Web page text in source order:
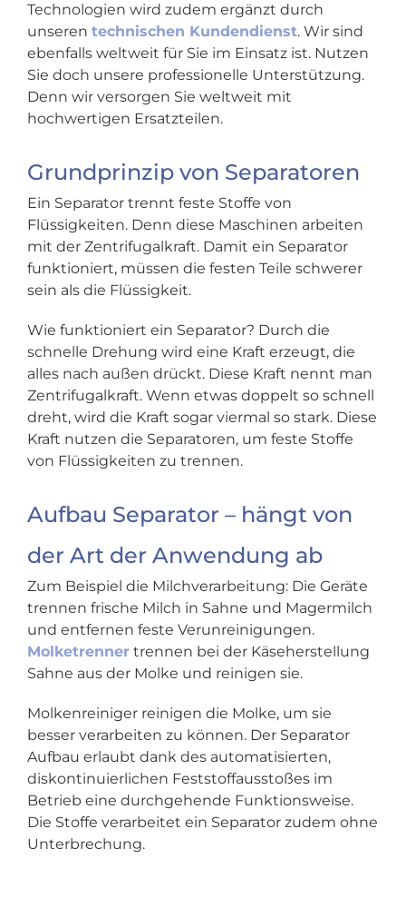
Technologien wird zudem ergänzt durch
unseren technischen Kundendienst. Wir sind
ebenfalls weltweit für Sie im Einsatz ist. Nutzen
Sie doch unsere professionelle Unterstützung.
Denn wir versorgen Sie weltweit mit
hochwertigen Ersatzteilen.
Grundprinzip von Separatoren
Ein Separator trennt feste Stoffe von
Flüssigkeiten. Denn diese Maschinen arbeiten
mit der Zentrifugalkraft. Damit ein Separator
funktioniert, müssen die festen Teile schwerer
sein als die Flüssigkeit.
Wie funktioniert ein Separator? Durch die
schnelle Drehung wird eine Kraft erzeugt, die
alles nach außen drückt. Diese Kraft nennt man
Zentrifugalkraft. Wenn etwas doppelt so schnell
dreht, wird die Kraft sogar viermal so stark. Diese
Kraft nutzen die Separatoren, um feste Stoffe
von Flüssigkeiten zu trennen.
Aufbau Separator – hängt von
der Art der Anwendung ab
Zum Beispiel die Milchverarbeitung: Die Geräte
trennen frische Milch in Sahne und Magermilch
und entfernen feste Verunreinigungen.
Molketrenner trennen bei der Käseherstellung
Sahne aus der Molke und reinigen sie.
Molkenreiniger reinigen die Molke, um sie
besser verarbeiten zu können.​ Der Separator
Aufbau erlaubt dank des automatisierten,
diskontinuierlichen Feststoffausstoßes im
Betrieb eine durchgehende Funktionsweise.
Die Stoffe verarbeitet ein Separator zudem ohne
Unterbrechung.